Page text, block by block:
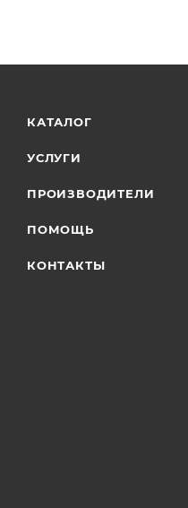
КАТАЛОГ
УСЛУГИ
ПРОИЗВОДИТЕЛИ
ПОМОЩЬ
КОНТАКТЫ